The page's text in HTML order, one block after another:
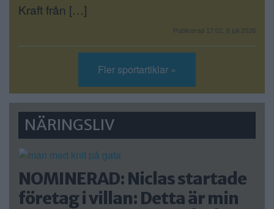
Kraft från […]
Publicerad 17:02, 6 juli 2026
Fler sportartiklar »
NÄRINGSLIV
NOMINERAD: Niclas startade
företag i villan: Detta är min